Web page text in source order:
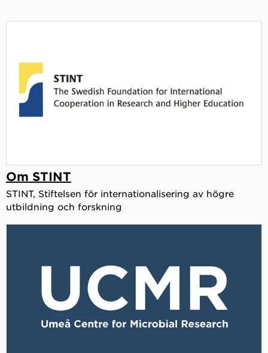
Om STINT
STINT, Stiftelsen för internationalisering av högre
utbildning och forskning